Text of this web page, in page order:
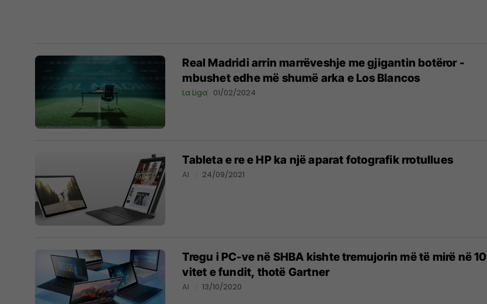
Real Madridi arrin marrëveshje me gjigantin botëror -
mbushet edhe më shumë arka e Los Blancos
La Liga 01/02/2024
Tableta e re e HP ka një aparat fotografik rrotullues
AI 24/09/2021
Tregu i PC-ve në SHBA kishte tremujorin më të mirë në 10
vitet e fundit, thotë Gartner
AI 13/10/2020